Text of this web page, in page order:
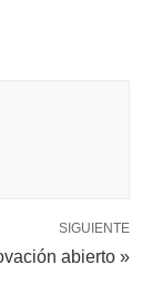
SIGUIENTE
abierto »